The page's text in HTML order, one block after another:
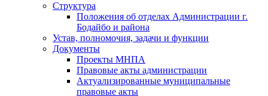
Структура
Положения об отделах Администрации г.
Бодайбо и района
Устав, полномочия, задачи и функции
Документы
Проекты МНПА
Правовые акты администрации
Актуализированные муниципальные
правовые акты